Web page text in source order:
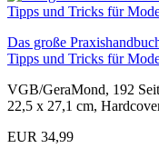
Das große
Tipps und Tricks für
VGB/GeraMond, 192
22,5 x 27,1 cm,
EUR 34,99